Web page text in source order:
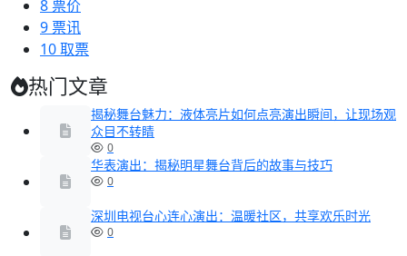
8票价
9票讯
10取票
热门文章
揭秘舞台魅力：液体亮片如何点亮演出瞬间，让现场观
众目不转睛
0
华表演出：揭秘明星舞台背后的故事与技巧
0
深圳电视台心连心演出：温暖社区，共享欢乐时光
0